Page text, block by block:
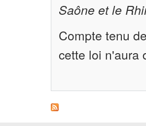
Saône et le
Compte tenu
cette loi n'aura